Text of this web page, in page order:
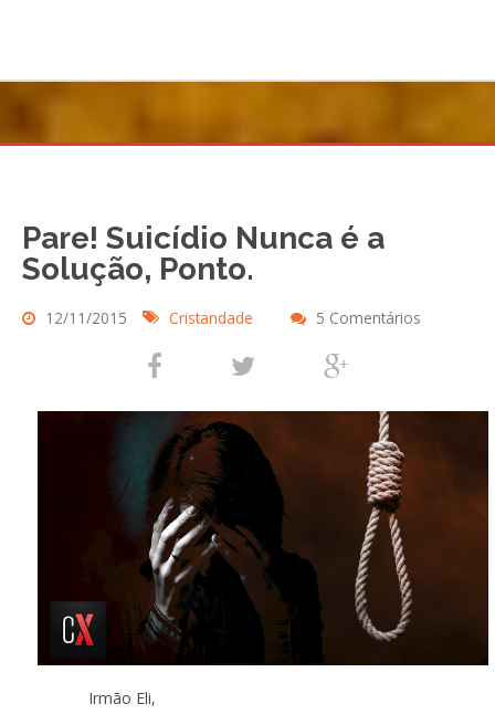
Pare! Suicídio Nunca é a
Solução, Ponto.
12/11/2015 Cristandade 5 Comentários
Irmão Eli,